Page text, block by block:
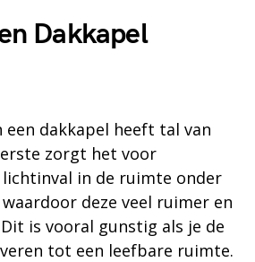
Dakkapel
een dakkapel heeft tal van
zorgt het voor
in de ruimte onder
deze veel ruimer en
is vooral gunstig als je de
tot een leefbare ruimte.